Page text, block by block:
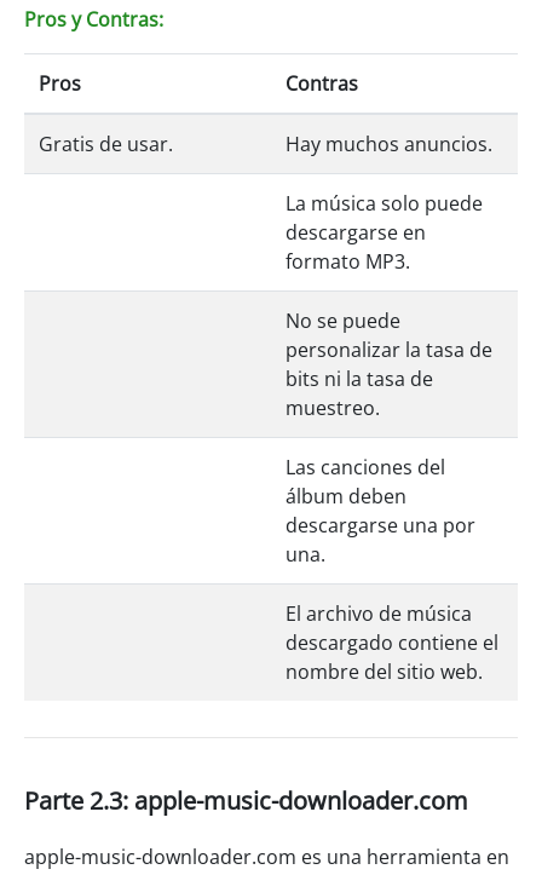
Pros y Contras:
Pros Contras
Gratis de usar. Hay muchos anuncios.
La música solo puede
descargarse en
formato MP3.
No se puede
personalizar la tasa de
bits ni la tasa de
muestreo.
Las canciones del
álbum deben
descargarse una por
una.
El archivo de música
descargado contiene el
nombre del sitio web.
Parte 2.3: apple-music-downloader.com
apple-music-downloader.com es una herramienta en